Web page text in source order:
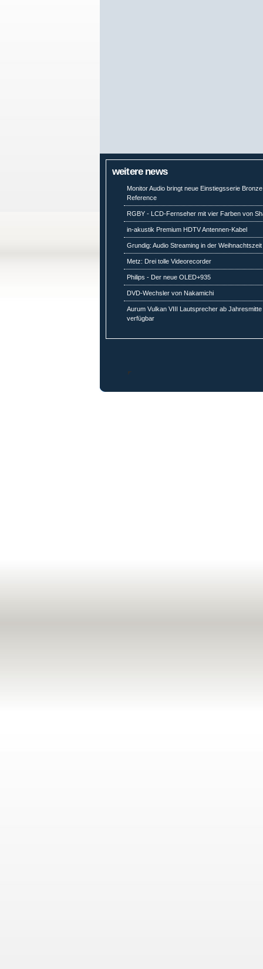
weitere news
Monitor Audio bringt neue Einstiegsserie Bronze
Reference
RGBY - LCD-Fernseher mit vier Farben von
in-akustik Premium HDTV Antennen-Kabel
Grundig: Audio Streaming in der Weihnachtszeit
Metz: Drei tolle Videorecorder
Philips - Der neue OLED+935
DVD-Wechsler von Nakamichi
Aurum Vulkan VIII Lautsprecher ab Jahresmitte
verfügbar